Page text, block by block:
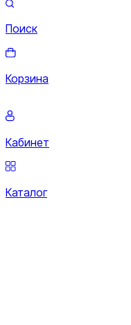
Поиск
Корзина
Кабинет
Каталог